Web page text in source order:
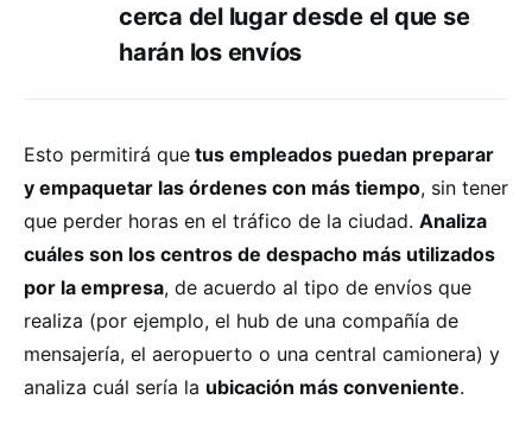
cerca del lugar desde el que se
harán los envíos
Esto permitirá que tus empleados puedan preparar
y empaquetar las órdenes con más tiempo, sin tener
que perder horas en el tráfico de la ciudad. Analiza
cuáles son los centros de despacho más utilizados
por la empresa, de acuerdo al tipo de envíos que
realiza (por ejemplo, el hub de una compañía de
mensajería, el aeropuerto o una central camionera) y
analiza cuál sería la ubicación más conveniente.